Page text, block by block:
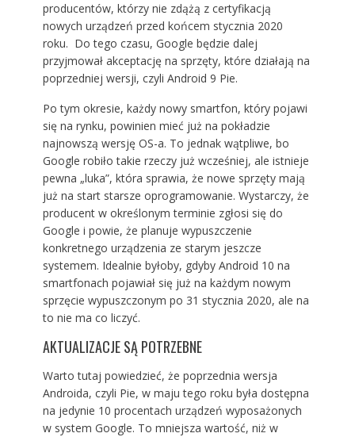
producentów, którzy nie zdążą z certyfikacją
nowych urządzeń przed końcem stycznia 2020
roku. Do tego czasu, Google będzie dalej
przyjmował akceptację na sprzęty, które działają na
poprzedniej wersji, czyli Android 9 Pie.
Po tym okresie, każdy nowy smartfon, który pojawi
się na rynku, powinien mieć już na pokładzie
najnowszą wersję OS-a. To jednak wątpliwe, bo
Google robiło takie rzeczy już wcześniej, ale istnieje
pewna „luka”, która sprawia, że nowe sprzęty mają
już na start starsze oprogramowanie. Wystarczy, że
producent w określonym terminie zgłosi się do
Google i powie, że planuje wypuszczenie
konkretnego urządzenia ze starym jeszcze
systemem. Idealnie byłoby, gdyby Android 10 na
smartfonach pojawiał się już na każdym nowym
sprzęcie wypuszczonym po 31 stycznia 2020, ale na
to nie ma co liczyć.
AKTUALIZACJE SĄ POTRZEBNE
Warto tutaj powiedzieć, że poprzednia wersja
Androida, czyli Pie, w maju tego roku była dostępna
na jedynie 10 procentach urządzeń wyposażonych
w system Google. To mniejsza wartość, niż w